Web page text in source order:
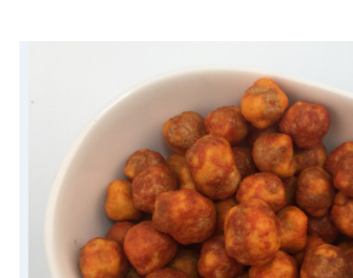
প্যাকেজ:
5 কেজি / ব্যাগ এক্স 2 ব্যাগ /
ব্যাগ
আউট
10 কেজি / সিটিএন, ডাবল ওয়াল,
পাওয়া যায়।